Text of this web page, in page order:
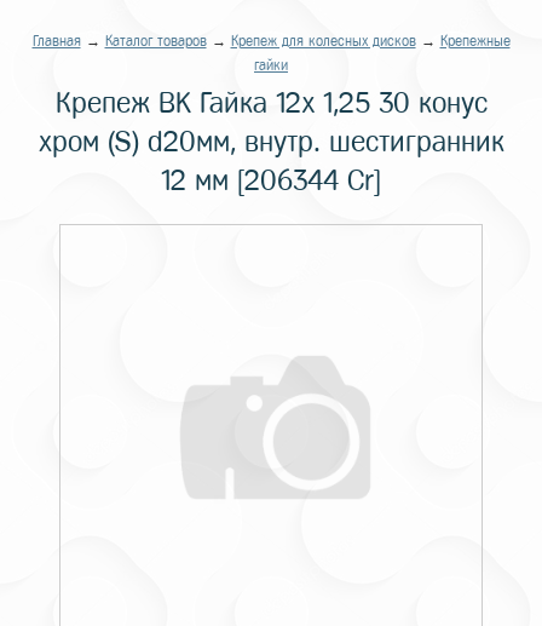
Главная→ Каталог товаров→ Крепеж для колесных дисков→ Крепежные
гайки
Крепеж BK Гайка 12x 1,25 30 конус
хром (S) d20мм, внутр. шестигранник
12 мм [206344 Cr]